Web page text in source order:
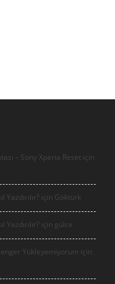
– Sony Xperia Reset için
Yazdırılır? için Göktürk
Yazdırılır? için gülce
Yükleyemiyorum için